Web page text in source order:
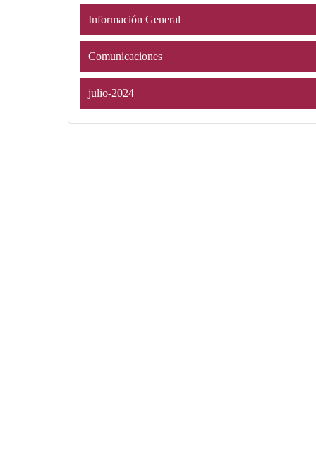
Información General
Comunicaciones
julio-2024